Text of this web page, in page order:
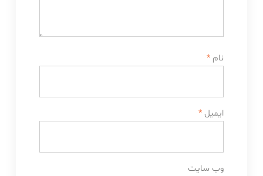
نام *
ایمیل *
وب‌ سایت